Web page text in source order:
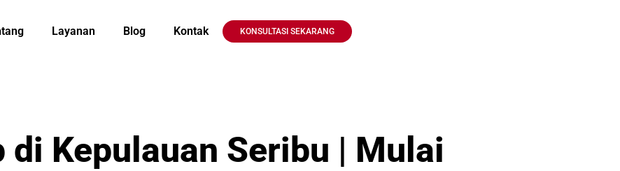
Layanan Blog Kontak KONSULTASI SEKARANG
di Kepulauan Seribu | Mulai